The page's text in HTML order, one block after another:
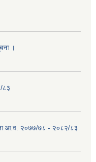
।
८३
आ.व. २०७७/७८ - २०८२/८३